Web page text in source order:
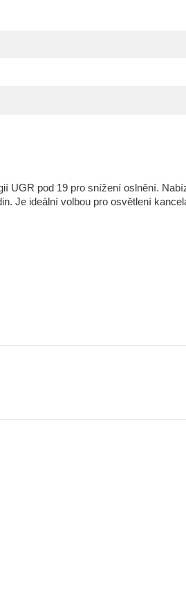
UGR pod 19 pro snížení oslnění.
Je ideální volbou pro osvětlení